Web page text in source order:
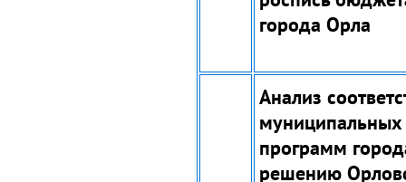
города Орла
Анализ
муниципальных
программ
решению